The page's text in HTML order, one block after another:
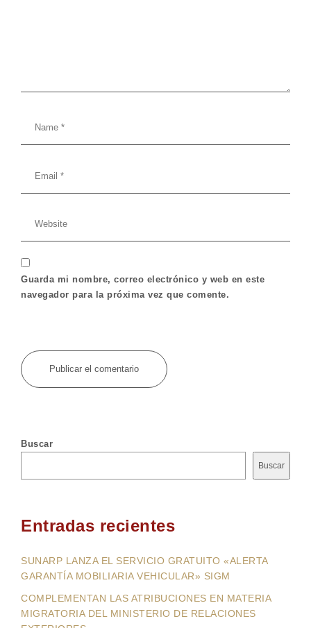
Guarda mi nombre, correo electrónico y web en este
navegador para la próxima vez que comente.
Buscar
Buscar
Entradas recientes
SUNARP LANZA EL SERVICIO GRATUITO «ALERTA
GARANTÍA MOBILIARIA VEHICULAR» SIGM
COMPLEMENTAN LAS ATRIBUCIONES EN MATERIA
MIGRATORIA DEL MINISTERIO DE RELACIONES